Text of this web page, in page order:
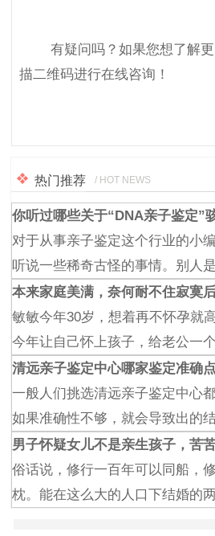
有疑问吗？如果您想了解更
描二维码进行在线咨询！
热门推荐 / HOT NEWS
你听过哪些关于“DNA亲子鉴定”
对于从事亲子鉴定这个行业的小
听说一些稀奇古怪的事情。别人是
本来家庭美满，奈何耐不住寂寞后
敏敏今年30岁，想着再不怀孕就
今年让自己怀上孩子，给老公一个
清远亲子鉴定中心哪家鉴定准确点
一般人们挑选清远亲子鉴定中心
如果准确性不够，就会导致出的结
男子怀疑女儿不是亲生孩子，苦
俗话说，修行一百年可以同船，
枕。能在这么大的人口下结婚的两